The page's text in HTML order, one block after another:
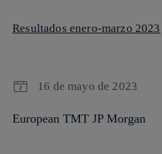
Resultados enero-marzo 2023
16 de mayo de 2023
European TMT JP Morgan